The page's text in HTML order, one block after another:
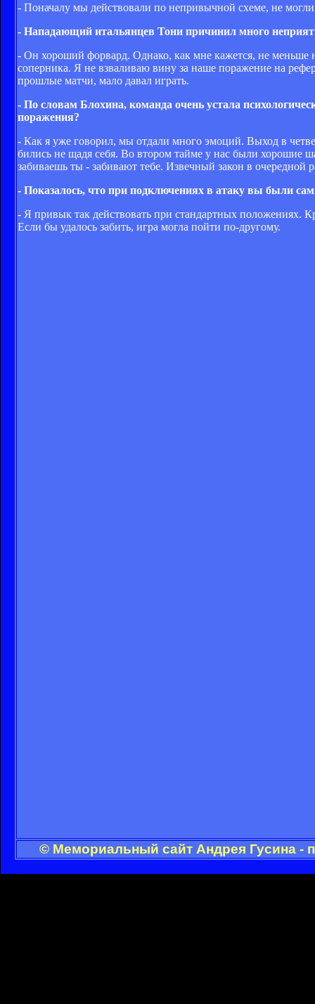
- Поначалу мы действовали по непривычной схеме, не
- Нападающий итальянцев Тони причинил много
- Он хороший форвард. Однако, как мне кажется, не меньше
соперника. Я не взваливаю вину за наше поражение на
прошлые матчи, мало давал играть.
- По словам Блохина, команда очень устала
поражения?
- Как я уже говорил, мы отдали много эмоций. Выход в
бились не щадя себя. Во втором тайме у нас были хорошие
забиваешь ты - забивают тебе. Извечный закон в очередной
- Показалось, что при подключениях в атаку вы были
- Я привык так действовать при стандартных положениях.
Если бы удалось забить, игра могла пойти по-другому.
© Мемориальный сайт Андрея Гусина -